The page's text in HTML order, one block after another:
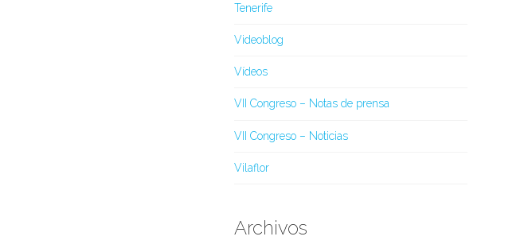
Tenerife
Videoblog
Vídeos
VII Congreso – Notas de prensa
VII Congreso – Noticias
Vilaflor
Archivos